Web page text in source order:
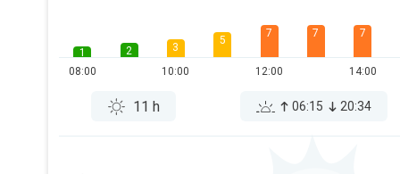
1
08:00
2
3
10:00
5
7
12:00
7 7
14:00
11 h 06:15 20:34